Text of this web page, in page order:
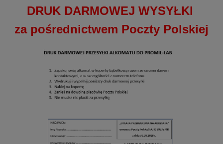
DRUK DARMOWEJ WYSYŁKI
za pośrednictwem Poczty Polskiej